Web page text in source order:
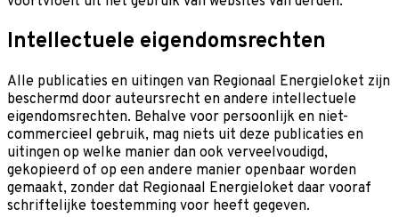
Intellectuele eigendomsrechten
Alle publicaties en uitingen van Regionaal Energieloket zijn
beschermd door auteursrecht en andere intellectuele
eigendomsrechten. Behalve voor persoonlijk en niet-
commercieel gebruik, mag niets uit deze publicaties en
uitingen op welke manier dan ook verveelvoudigd,
gekopieerd of op een andere manier openbaar worden
gemaakt, zonder dat Regionaal Energieloket daar vooraf
schriftelijke toestemming voor heeft gegeven.